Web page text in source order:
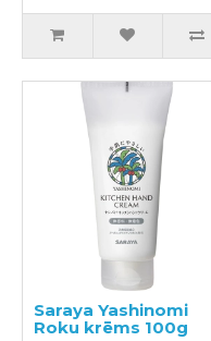
Saraya Yashinomi
Roku krēms 100g